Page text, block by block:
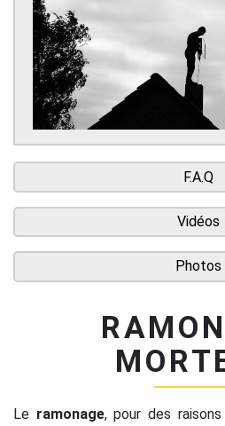
F.A.Q
Vidéos
Photos
Le ramonage, pour des